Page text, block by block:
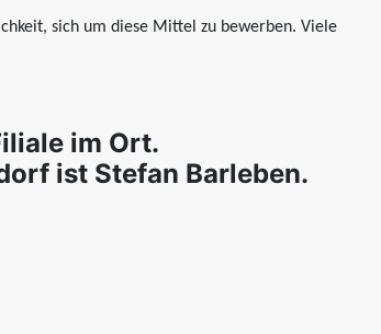
sich um diese Mittel zu bewerben. Viele
im Ort.
ist Stefan Barleben.